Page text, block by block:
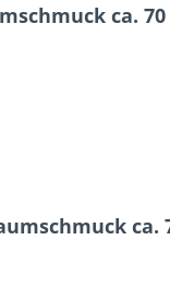
ca. 70
ca.